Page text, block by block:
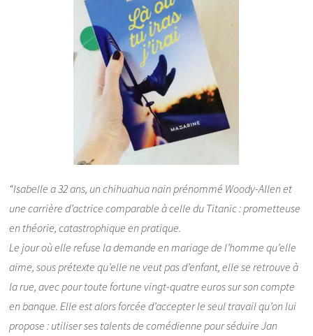
“Isabelle a 32 ans, un chihuahua nain prénommé Woody-Allen et
une carrière d’actrice comparable à celle du Titanic : prometteuse
en théorie, catastrophique en pratique.
Le jour où elle refuse la demande en mariage de l’homme qu’elle
aime, sous prétexte qu’elle ne veut pas d’enfant, elle se retrouve à
la rue, avec pour toute fortune vingt-quatre euros sur son compte
en banque. Elle est alors forcée d’accepter le seul travail qu’on lui
propose : utiliser ses talents de comédienne pour séduire Jan